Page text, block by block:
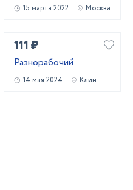
15 марта 2022 Москва
111 ₽
Разнорабочий
14 мая 2024 Клин